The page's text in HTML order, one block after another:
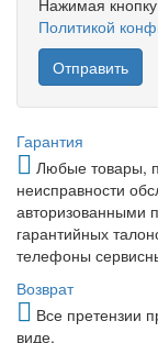
Нажимая
Политикой
Гарантия
Любые товары,
неисправности
авторизованными
гарантийных
телефоны
Возврат
Все претензии
виде.